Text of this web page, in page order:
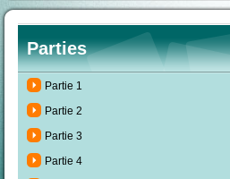
Parties
Partie 1
Partie 2
Partie 3
Partie 4